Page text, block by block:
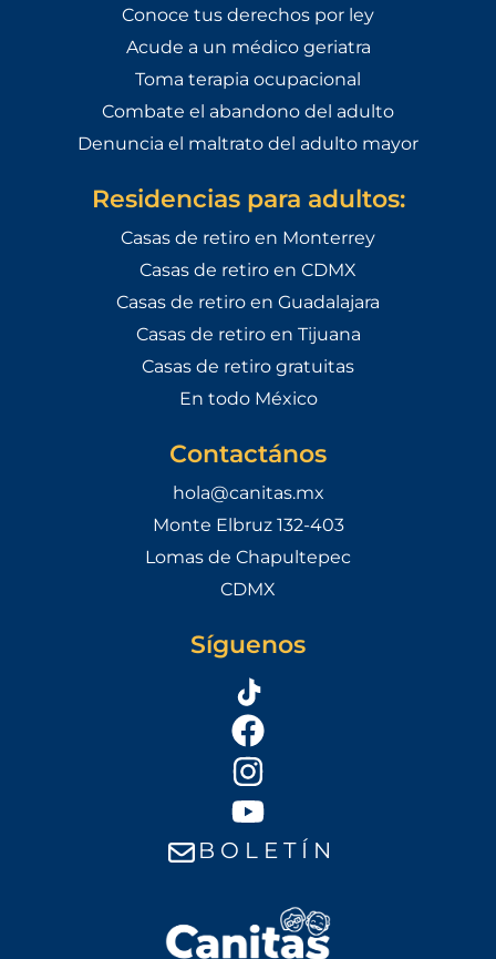
Conoce tus derechos por ley
Acude a un médico geriatra
Toma terapia ocupacional
Combate el abandono del adulto
Denuncia el maltrato del adulto mayor
Residencias para adultos:
Casas de retiro en Monterrey
Casas de retiro en CDMX
Casas de retiro en Guadalajara
Casas de retiro en Tijuana
Casas de retiro gratuitas
En todo México
Contactános
hola@canitas.mx
Monte Elbruz 132-403
Lomas de Chapultepec
CDMX
Síguenos
B O L E T Í N